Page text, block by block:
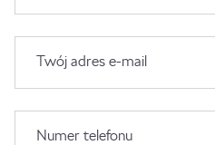
Twój adres e-mail
Numer telefonu